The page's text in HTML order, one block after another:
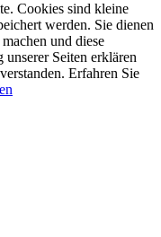
Cookies sind kleine
werden. Sie dienen
und diese
Seiten erklären
Erfahren Sie